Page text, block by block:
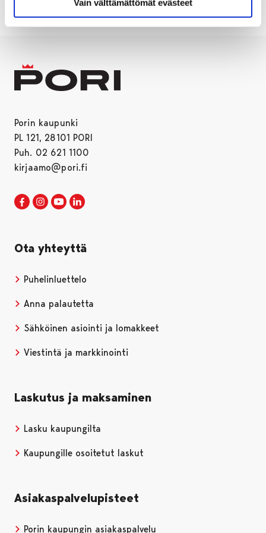
Vain välttämättömät evästeet
Porin kaupunki
PL 121, 28101 PORI
Puh. 02 621 1100
kirjaamo@pori.fi
Porin kaupunki Facebookissa
Avautuu uudessa välilehdessä
Porin kaupunki Instagramissa
Avautuu uudessa välilehdessä
Porin kaupunki Youtubessa
Avautuu uudessa välilehdessä
Ota yhteyttä
Puhelinluettelo
Anna palautetta
Sähköinen asiointi ja lomakkeet
Viestintä ja markkinointi
Laskutus ja maksaminen
Lasku kaupungilta
Kaupungille osoitetut laskut
Asiakaspalvelupisteet
Porin kaupungin asiakaspalvelu